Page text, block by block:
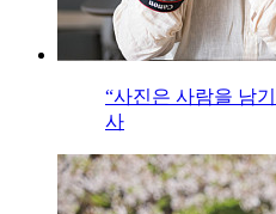
“사진은 사람을 남
사